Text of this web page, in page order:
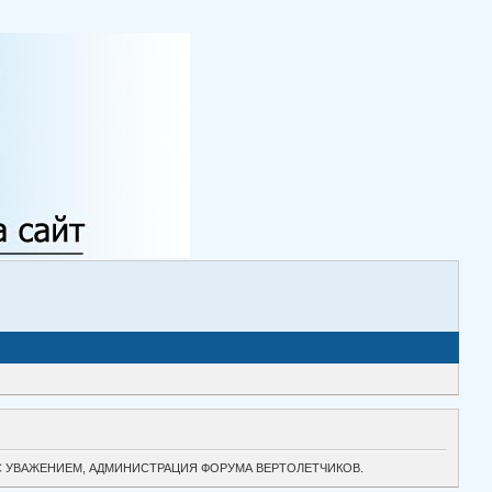
УВАЖЕНИЕМ, АДМИНИСТРАЦИЯ ФОРУМА ВЕРТОЛЕТЧИКОВ.